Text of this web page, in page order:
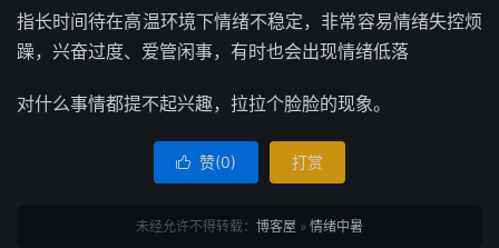
指长时间待在高温环境下情绪不稳定，非常容易情绪失控烦
躁，兴奋过度、爱管闲事，有时也会出现情绪低落
对什么事情都提不起兴趣，拉拉个脸脸的现象。
 赞(0) 打赏
未经允许不得转载： 博客屋 » 情绪中暑